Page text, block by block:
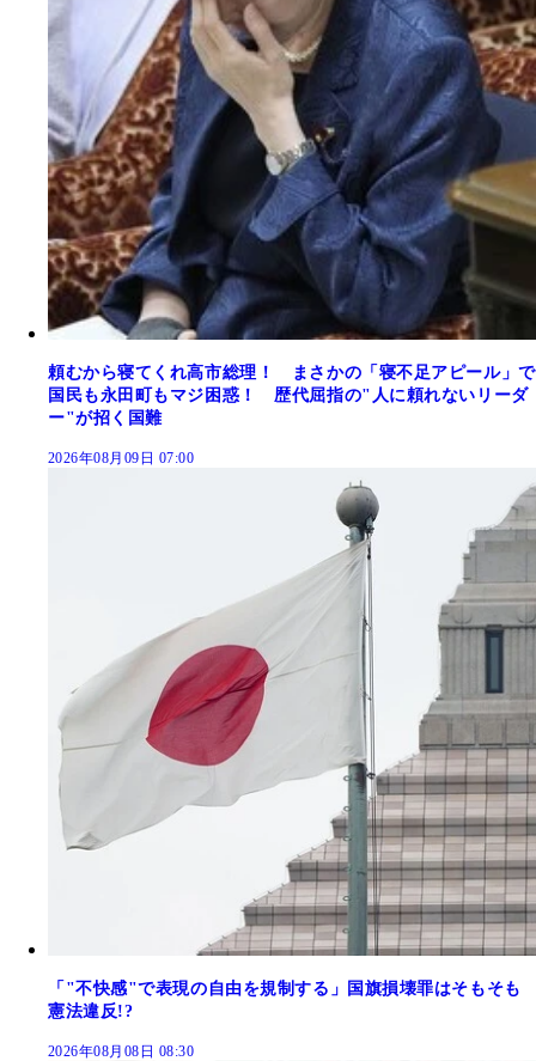
頼むから寝てくれ高市総理！ まさかの「寝不足アピール」で
国民も永田町もマジ困惑！ 歴代屈指の"人に頼れないリーダ
ー"が招く国難
2026年08月09日 07:00
「"不快感"で表現の自由を規制する」国旗損壊罪はそもそも
憲法違反!?
2026年08月08日 08:30